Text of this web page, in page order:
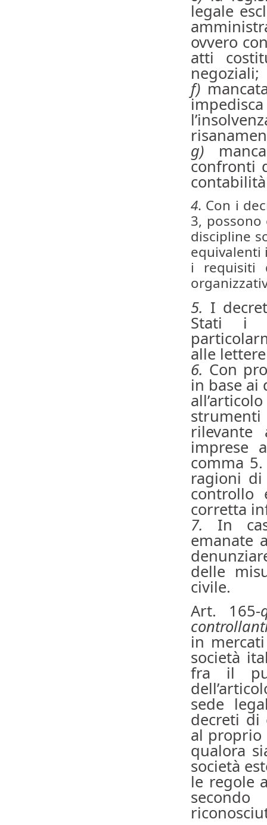
legale
ovvero
atti
negoziali;
f)
g)
confronti
4. Con i
3,
discipline
equivalenti
i requisiti
5. I
Stati i
alle
6. Con
in base ai
rilevante
imprese
comma
ragioni
controllo
corretta
7. In
emanate
delle
civile.
Art. 165-
in
società
fra il
sede
decreti di
al proprio
qualora
società
le regole